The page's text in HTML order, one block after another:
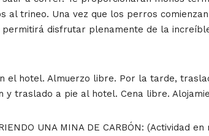
al trineo. Una vez que los perros
disfrutar plenamente de la
el hotel. Almuerzo libre. Por la tarde,
y traslado a pie al hotel. Cena libre.
UNA MINA DE CARBÓN: